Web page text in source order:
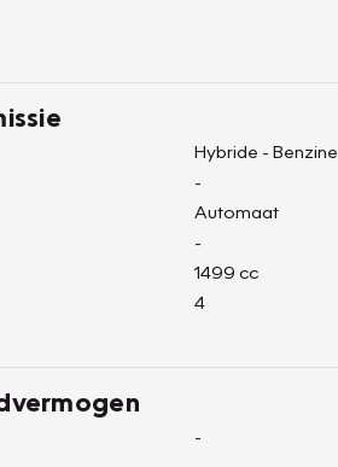
Hybride - Benzine
-
Automaat
-
1499 cc
4
-